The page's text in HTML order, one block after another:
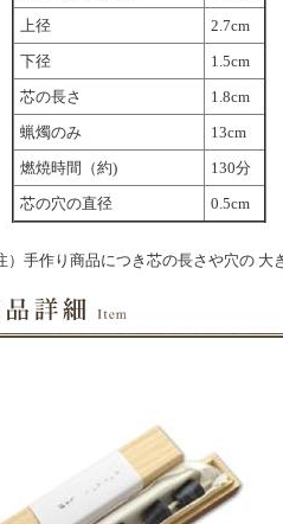
上径
2.7cm
下径
1.5cm
芯の長さ
1.8cm
蝋燭のみ
13cm
燃焼時間（約)
130分
芯の穴の直径
0.5cm
）手作り商品につき芯の長さや穴の 大